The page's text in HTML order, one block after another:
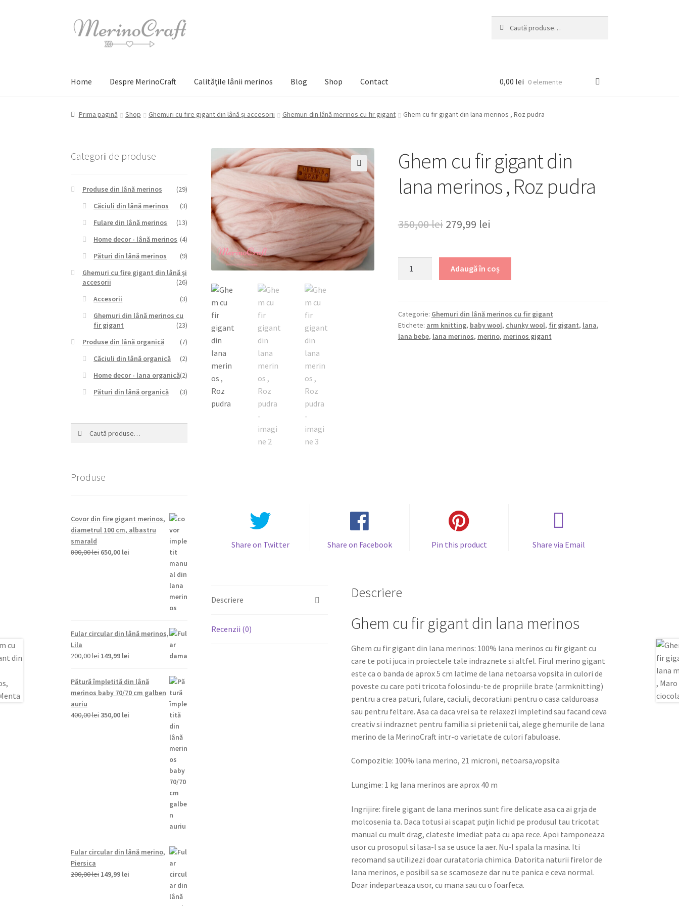
Sari
la
Sari
la
după:
Home Despre MerinoCraft Calităţile lânii merinos Blog Shop Contact 0,00 lei 0 elemente
Prima pagină Shop Ghemuri cu fire gigant din lână și accesorii Ghemuri din lână merinos cu fir gigant Ghem cu fir gigant din lana merinos , Roz pudra
REDUCERI!
🔍
Ghem cu fir gigant din
lana merinos , Roz pudra
350,00lei Prețul
a
fost:
279,99 lei
este:
279,99 lei.
gigant
din
lana
Adaugă în coș
Categorie: Ghemuri din lână merinos cu fir gigant
Etichete: arm knitting, baby wool, chunky wool, fir gigant, lana,
lana bebe, lana merinos, merino, merinos gigant
Share on Twitter Share on Facebook Pin this product Share via Email
Descriere
Recenzii (0)
Descriere
Ghem cu fir gigant din lana merinos
Ghem cu fir gigant din lana merinos: 100% lana merinos cu fir gigant cu
care te poti juca in proiectele tale indraznete si altfel. Firul merino gigant
este ca o banda de aprox 5 cm latime de lana netoarsa vopsita in culori de
poveste cu care poti tricota folosindu-te de propriile brate (armknitting)
pentru a crea paturi, fulare, caciuli, decoratiuni pentru o casa calduroasa
sau pentru feltare. Asa ca daca vrei sa te relaxezi impletind sau facand ceva
creativ si indraznet pentru familia si prietenii tai, alege ghemurile de lana
merino de la MerinoCraft intr-o varietate de culori fabuloase.
Compozitie: 100% lana merino, 21 microni, netoarsa,vopsita
Lungime: 1 kg lana merinos are aprox 40 m
Ingrijire: firele gigant de lana merinos sunt fire delicate asa ca ai grja de
molcosenia ta. Daca totusi ai scapat puţin lichid pe produsul tau tricotat
manual cu mult drag, clateste imediat pata cu apa rece. Apoi tamponeaza
usor cu prosopul si lasa-l sa se usuce la aer. Nu-l spala la masina. Iti
recomand sa utilizezi doar curatatoria chimica. Datorita naturii firelor de
lana merinos, e posibil sa se scamoseze dar nu te panica e ceva normal.
Doar indeparteaza usor, cu mana sau cu o foarfeca.
Categorii de produse
Produse din lână merinos
(29)
Căciuli din lână merinos
(3)
Fulare din lână merinos
(13)
Home decor - lână merinos (4)
Pături din lână merinos
(9)
Ghemuri cu fire gigant din lână și
accesorii
(26)
Accesorii
(3)
Ghemuri din lână merinos cu
fir gigant
(23)
Produse din lână organică
(7)
Căciuli din lână organică
(2)
Home decor - lana organică(2)
Pături din lână organică
(3)
Produse
Covor din fire gigant merinos,
diametrul 100 cm, albastru
smarald
800,00lei Prețul
650,00 lei
Fular circular din lână merinos,
Lila
200,00lei Prețul
fost:
200,00 lei.
149,99 lei
este:
149,99 lei.
Pătură împletită din lână
merinos baby 70/70 cm galben
auriu
400,00lei Prețul
350,00 lei
Fular circular din lână merino,
Piersica
200,00lei Prețul
149,99 lei